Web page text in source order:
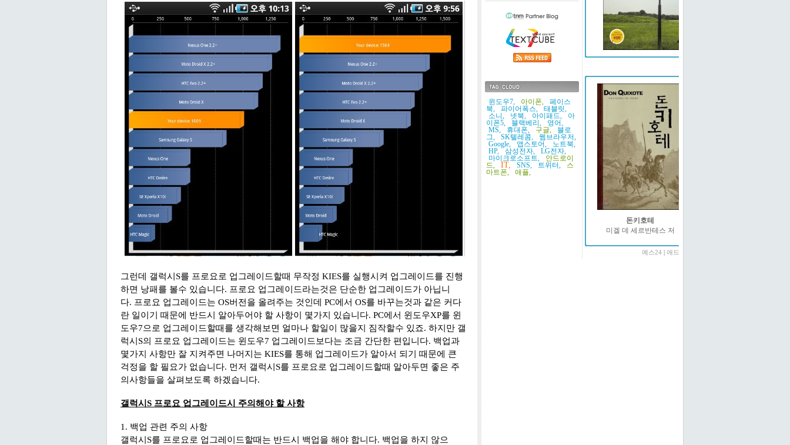
그런데 갤럭시S를 프로요로 업그레이드할때 무작정 KIES를 실행시켜 업그레이드를 진행
하면 낭패를 볼수 있습니다. 프로요 업그레이드라는것은 단순한 업그레이드가 아닙니
다. 프로요 업그레이드는 OS버전을 올려주는 것인데 PC에서 OS를 바꾸는것과 같은 커다
란 일이기 때문에 반드시 알아두어야 할 사항이 몇가지 있습니다. PC에서 윈도우XP를 윈
도우7으로 업그레이드할때를 생각해보면 얼마나 할일이 많을지 짐작할수 있죠. 하지만 갤
럭시S의 프로요 업그레이드는 윈도우7 업그레이드보다는 조금 간단한 편입니다. 백업과
몇가지 사항만 잘 지켜주면 나머지는 KIES를 통해 업그레이드가 알아서 되기 때문에 큰
걱정을 할 필요가 없습니다. 먼저 갤럭시S를 프로요로 업그레이드할때 알아두면 좋은 주
의사항들을 살펴보도록 하겠습니다.
갤럭시S 프로요 업그레이드시 주의해야 할 사항
1. 백업 관련 주의 사항
갤럭시S를 프로요로 업그레이드할때는 반드시 백업을 해야 합니다. 백업을 하지 않으
태그목록
윈도우7, 아이폰,
페이스
북,
파이어폭스,
태블릿,
소니,
넷북, 아이패드,
아
이폰5,
블랙베리,
영어,
MS,
휴대폰, 구글,
블로
그,
SK텔레콤,
웹브라우저,
Google,
앱스토어,
노트북,
HP,
삼성전자,
LG전자,
마이크로소프트,
안드로이
드,
IT, SNS, 트위터,
스
마트폰,
애플,
돈키호테
미겔 데 세르반테스 저
예스24 | 애드온2